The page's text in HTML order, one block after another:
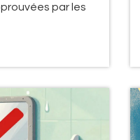
par les